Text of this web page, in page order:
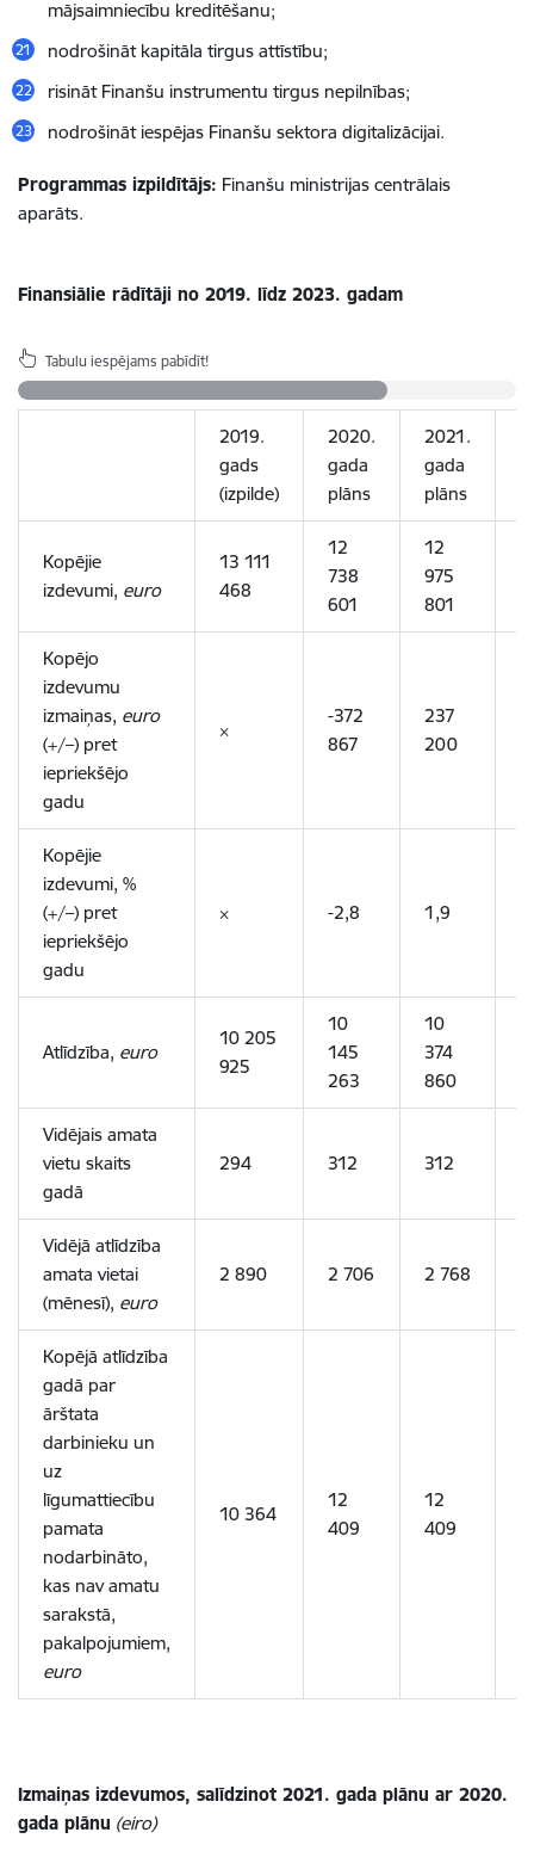
mājsaimniecību kreditēšanu;
nodrošināt kapitāla tirgus attīstību;
risināt Finanšu instrumentu tirgus nepilnības;
nodrošināt iespējas Finanšu sektora digitalizācijai.
Programmas izpildītājs: Finanšu ministrijas centrālais
aparāts.
Finansiālie rādītāji no 2019. līdz 2023. gadam
Tabulu iespējams pabīdīt!
2019.
gads
(izpilde)
2020.
gada
plāns
2021.
gada
plāns
Kopējie
izdevumi, euro
13 111
468
12
738
601
12
975
801
Kopējo
izdevumu
izmaiņas, euro
(+/–) pret
iepriekšējo
gadu
×
-372
867
237
200
Kopējie
izdevumi, %
(+/–) pret
iepriekšējo
gadu
× -2,8 1,9
Atlīdzība, euro
10 205
925
10
145
263
10
374
860
Vidējais amata
vietu skaits
gadā
294 312 312
Vidējā atlīdzība
amata vietai
(mēnesī), euro
2 890 2 706 2 768
Kopējā atlīdzība
gadā par
ārštata
darbinieku un
uz
līgumattiecību
pamata
nodarbināto,
kas nav amatu
sarakstā,
pakalpojumiem,
euro
10 364
12
409
12
409
Izmaiņas izdevumos, salīdzinot 2021. gada plānu ar 2020.
gada plānu (eiro)